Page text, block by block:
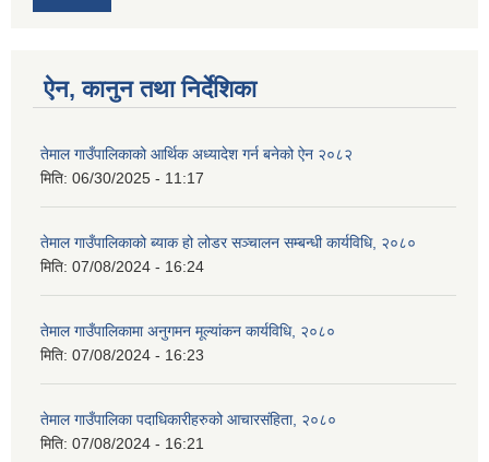
ऐन, कानुन तथा निर्देशिका
तेमाल गाउँपालिकाको आर्थिक अध्यादेश गर्न बनेको ऐन २०८२
मिति: 06/30/2025 - 11:17
तेमाल गाउँपालिकाको ब्याक हो लोडर सञ्चालन सम्बन्धी कार्यविधि, २०८०
मिति: 07/08/2024 - 16:24
तेमाल गाउँपालिकामा अनुगमन मूल्यांकन कार्यविधि, २०८०
मिति: 07/08/2024 - 16:23
तेमाल गाउँपालिका पदाधिकारीहरुको आचारसंहिता, २०८०
मिति: 07/08/2024 - 16:21